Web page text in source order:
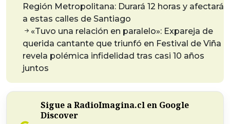
Región Metropolitana: Durará 12 horas y afectará
a estas calles de Santiago
«Tuvo una relación en paralelo»: Expareja de
querida cantante que triunfó en Festival de Viña
revela polémica infidelidad tras casi 10 años
juntos
Sigue a RadioImagina.cl en Google
Discover